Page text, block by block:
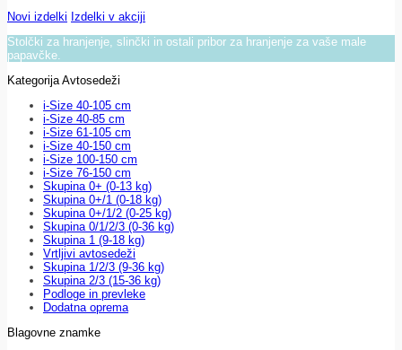
Novi izdelki Izdelki v akciji
Stolčki za hranjenje, slinčki in ostali pribor za hranjenje za vaše male
papavčke.
Kategorija Avtosedeži
i-Size 40-105 cm
i-Size 40-85 cm
i-Size 61-105 cm
i-Size 40-150 cm
i-Size 100-150 cm
i-Size 76-150 cm
Skupina 0+ (0-13 kg)
Skupina 0+/1 (0-18 kg)
Skupina 0+/1/2 (0-25 kg)
Skupina 0/1/2/3 (0-36 kg)
Skupina 1 (9-18 kg)
Vrtljivi avtosedeži
Skupina 1/2/3 (9-36 kg)
Skupina 2/3 (15-36 kg)
Podloge in prevleke
Dodatna oprema
Blagovne znamke